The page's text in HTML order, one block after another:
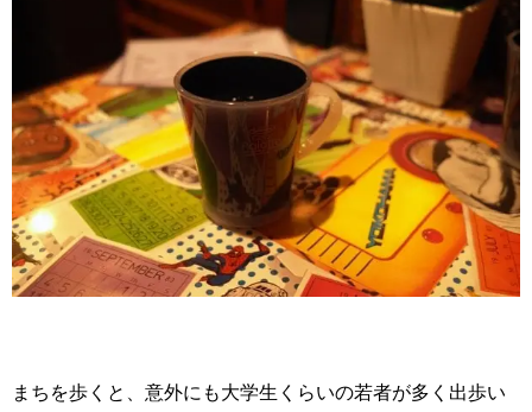
まちを歩くと、意外にも大学生くらいの若者が多く出歩い